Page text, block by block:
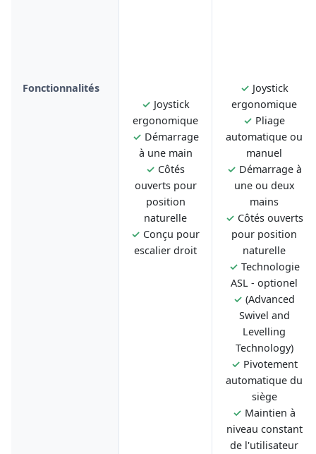
Fonctionnalités
✓ Joystick
ergonomique
✓ Démarrage
à une main
✓ Côtés
ouverts pour
position
naturelle
✓ Conçu pour
escalier droit
✓ Joystick
ergonomique
✓ Pliage
automatique ou
manuel
✓ Démarrage à
une ou deux
mains
✓ Côtés ouverts
pour position
naturelle
✓ Technologie
ASL - optionel
✓ (Advanced
Swivel and
Levelling
Technology)
✓ Pivotement
automatique du
siège
✓ Maintien à
niveau constant
de l'utilisateur